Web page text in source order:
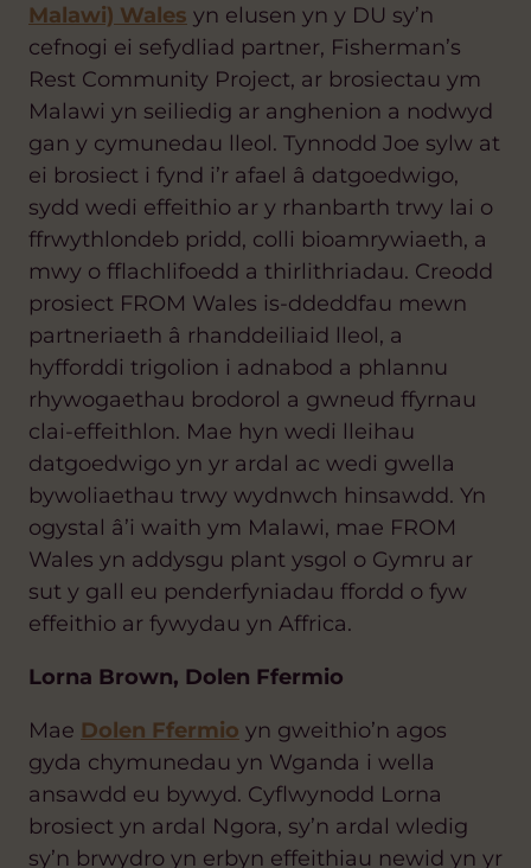
Malawi) Wales yn elusen yn y DU sy’n
cefnogi ei sefydliad partner, Fisherman’s
Rest Community Project, ar brosiectau ym
Malawi yn seiliedig ar anghenion a nodwyd
gan y cymunedau lleol. Tynnodd Joe sylw at
ei brosiect i fynd i’r afael â datgoedwigo,
sydd wedi effeithio ar y rhanbarth trwy lai o
ffrwythlondeb pridd, colli bioamrywiaeth, a
mwy o fflachlifoedd a thirlithriadau. Creodd
prosiect FROM Wales is-ddeddfau mewn
partneriaeth â rhanddeiliaid lleol, a
hyfforddi trigolion i adnabod a phlannu
rhywogaethau brodorol a gwneud ffyrnau
clai-effeithlon. Mae hyn wedi lleihau
datgoedwigo yn yr ardal ac wedi gwella
bywoliaethau trwy wydnwch hinsawdd. Yn
ogystal â’i waith ym Malawi, mae FROM
Wales yn addysgu plant ysgol o Gymru ar
sut y gall eu penderfyniadau ffordd o fyw
effeithio ar fywydau yn Affrica.
Lorna Brown, Dolen Ffermio
Mae Dolen Ffermio yn gweithio’n agos
gyda chymunedau yn Wganda i wella
ansawdd eu bywyd. Cyflwynodd Lorna
brosiect yn ardal Ngora, sy’n ardal wledig
sy’n brwydro yn erbyn effeithiau newid yn yr